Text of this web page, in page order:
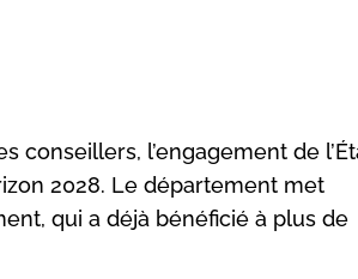
conseillers, l’engagement de
2028. Le département met
qui a déjà bénéficié à plus de